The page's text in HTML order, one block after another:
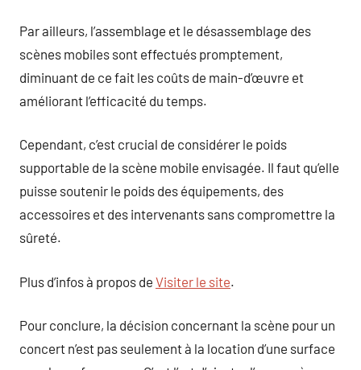
Par ailleurs, l’assemblage et le désassemblage des
scènes mobiles sont effectués promptement,
diminuant de ce fait les coûts de main-d’œuvre et
améliorant l’efficacité du temps.
Cependant, c’est crucial de considérer le poids
supportable de la scène mobile envisagée. Il faut qu’elle
puisse soutenir le poids des équipements, des
accessoires et des intervenants sans compromettre la
sûreté.
Plus d’infos à propos de Visiter le site.
Pour conclure, la décision concernant la scène pour un
concert n’est pas seulement à la location d’une surface